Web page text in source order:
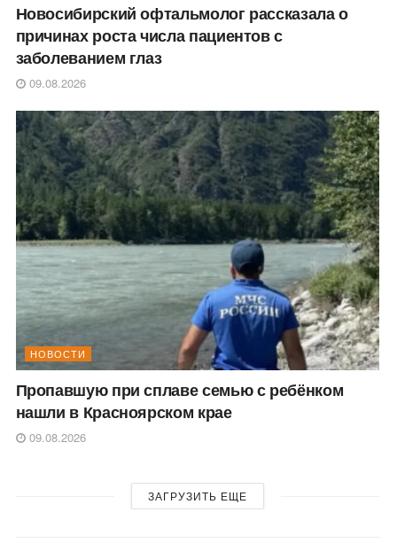
Новосибирский офтальмолог рассказала о
причинах роста числа пациентов с
заболеванием глаз
09.08.2026
НОВОСТИ
Пропавшую при сплаве семью с ребёнком
нашли в Красноярском крае
09.08.2026
ЗАГРУЗИТЬ ЕЩЕ